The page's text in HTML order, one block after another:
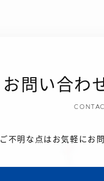
お問い合わ
ご不明な点はお気軽にお